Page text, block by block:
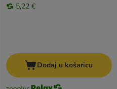
5,22 €
Dodaj u košaricu